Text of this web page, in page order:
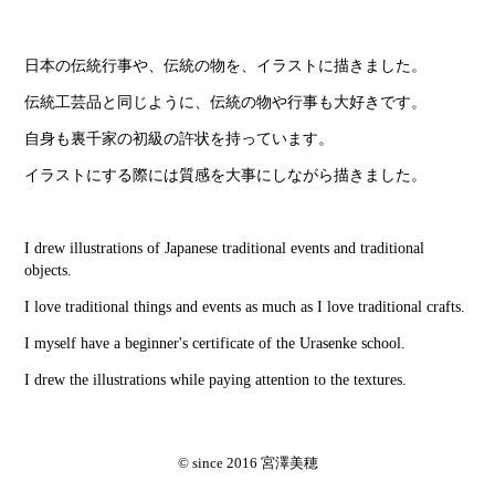
日本の伝統行事や、伝統の物を、イラストに描きました。
伝統工芸品と同じように、伝統の物や行事も大好きです。
自身も裏千家の初級の許状を持っています。
イラストにする際には質感を大事にしながら描きました。
I drew illustrations of Japanese traditional events and traditional
objects.
I love traditional things and events as much as I love traditional crafts.
I myself have a beginner's certificate of the Urasenke school.
I drew the illustrations while paying attention to the textures.
© since 2016 宮澤美穂